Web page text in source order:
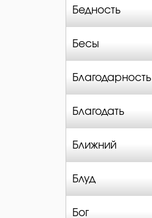
Бедность
Бесы
Благодарность
Благодать
Ближний
Блуд
Бог